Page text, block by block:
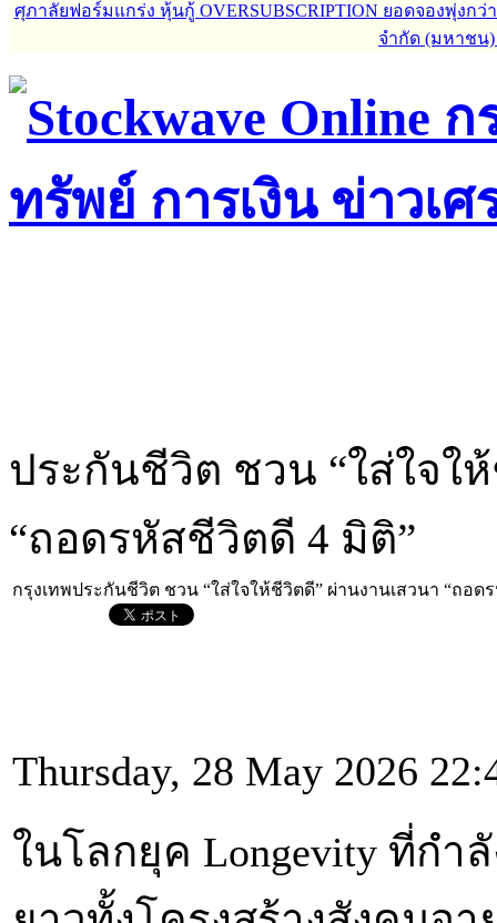
ศุภาลัยฟอร์มแกร่ง หุ้นกู้ OVERSUBSCRIPTION ยอดจองพุ่งกว่
จำกัด (มหาชน)
ประกันชีวิต ชวน “ใส่ใจใ
“ถอดรหัสชีวิตดี 4 มิติ”
กรุงเทพประกันชีวิต ชวน “ใส่ใจให้ชีวิตดี” ผ่านงานเสวนา “ถอด
Thursday, 28 May 2026
ในโลกยุค Longevity ที่กำ